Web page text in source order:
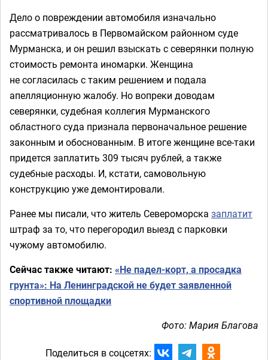
Дело о повреждении автомобиля изначально
рассматривалось в Первомайском районном суде
Мурманска, и он решил взыскать с северянки полную
стоимость ремонта иномарки. Женщина
не согласилась с таким решением и подала
апелляционную жалобу. Но вопреки доводам
северянки, судебная коллегия Мурманского
областного суда признала первоначальное решение
законным и обоснованным. В итоге женщине все-таки
придется заплатить 309 тысяч рублей, а также
судебные расходы. И, кстати, самовольную
конструкцию уже демонтировали.
Ранее мы писали, что житель Североморска заплатит
штраф за то, что перегородил выезд с парковки
чужому автомобилю.
Сейчас также читают: «Не падел-корт, а просадка
грунта»: На Ленинградской не будет заявленной
спортивной площадки
Фото: Мария Благова
Поделиться в соцсетях: